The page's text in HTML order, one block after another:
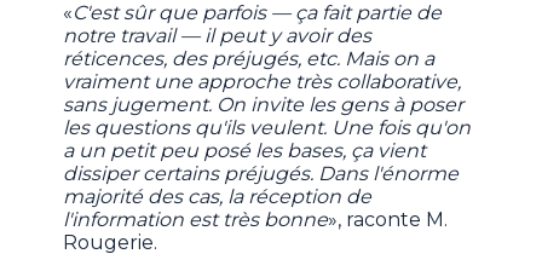
«C'est sûr que parfois — ça fait partie de
notre travail — il peut y avoir des
réticences, des préjugés, etc. Mais on a
vraiment une approche très collaborative,
sans jugement. On invite les gens à poser
les questions qu'ils veulent. Une fois qu'on
a un petit peu posé les bases, ça vient
dissiper certains préjugés. Dans l'énorme
majorité des cas, la réception de
l'information est très bonne», raconte M.
Rougerie.